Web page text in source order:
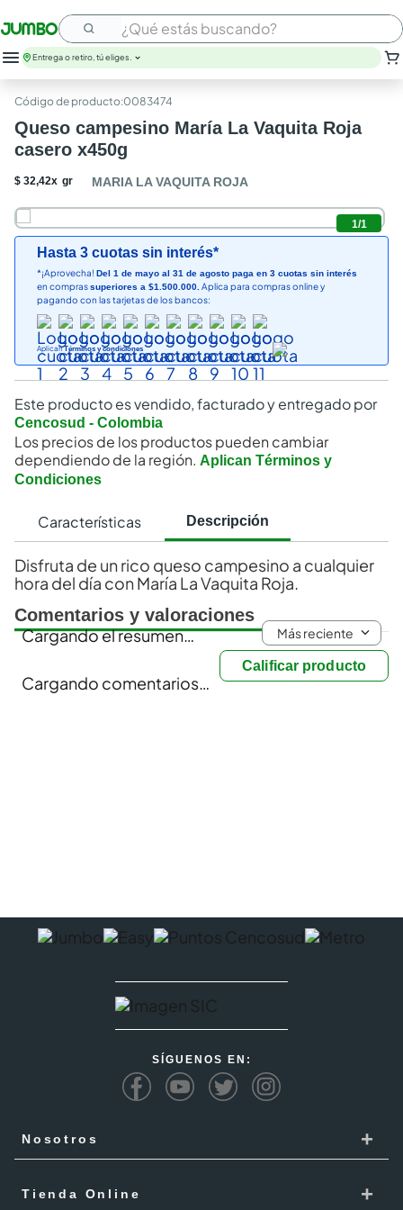
¿Qué estás buscando?
huevos
arroz
nutribela
papel higienico
queso
pollo
carne
Entrega o retiro, tú eliges.
:0083474
Queso campesino María La Vaquita Roja
casero x450g
$ 32,42x gr MARIA LA VAQUITA ROJA
1/1
Hasta 3 cuotas sin interés*
*¡Aprovecha! Del 1 de mayo al 31 de agosto paga en 3 cuotas sin interés
en comprassuperiores a $1.500.000. Aplica para compras online y
pagando con las tarjetas de los bancos:
AplicanTérminos y condiciones
Este producto es vendido, facturado y entregado por
Cencosud - Colombia
Los precios de los productos pueden cambiar
dependiendo de la región. Aplican Términos y
Condiciones
Características Descripción
Disfruta de un rico queso campesino a cualquier
hora del día con María La Vaquita Roja.
Comentarios y valoraciones
Calificar producto
Cargando el resumen… Más reciente
Cargando comentarios…
SÍGUENOS EN:
Nosotros +
Tienda Online +